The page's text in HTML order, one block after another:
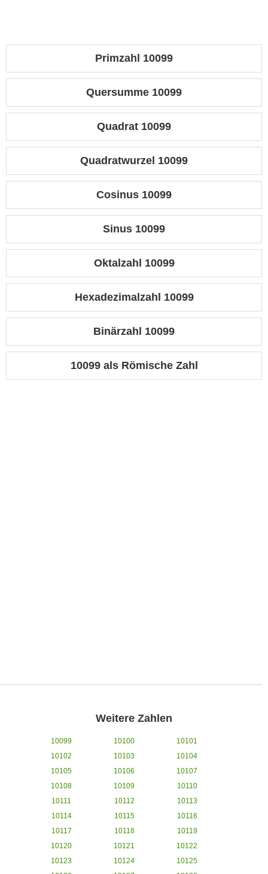
Primzahl 10099
Quersumme 10099
Quadrat 10099
Quadratwurzel 10099
Cosinus 10099
Sinus 10099
Oktalzahl 10099
Hexadezimalzahl 10099
Binärzahl 10099
10099 als Römische Zahl
Weitere Zahlen
10099 10100
10101
10102
10103
10104
10105
10106
10107
10108
10109
10110
10111
10112
10113
10114
10115
10116
10117
10118
10119
10120
10121
10122
10123
10124
10125